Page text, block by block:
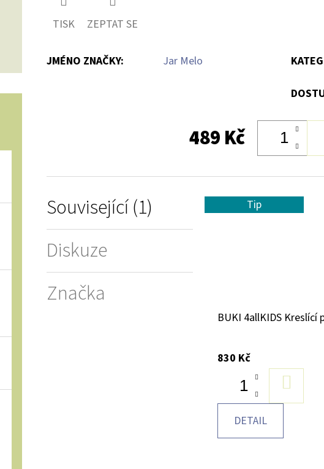
TISK ZEPTAT SE
JMÉNO ZNAČKY: Jar Melo
489 Kč
Související (1)
Diskuze
Značka
Tip
BUKI 4allKIDS Kreslící
830 Kč
DETAIL